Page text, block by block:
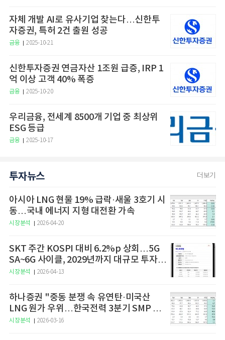
자체 개발 AI로 유사기업 찾는다…신한투
자증권, 특허 2건 출원 성공
금융 2025-10-21
신한투자증권 연금자산 1조원 급증, IRP 1
억 이상 고객 40% 폭증
금융 2025-10-20
우리금융, 전세계 8500개 기업 중 최상위
ESG 등급
금융 2025-10-17
투자뉴스 더보기
아시아 LNG 현물 19% 급락·새울 3호기 시
동…국내 에너지 지형 대전환 가속
시장분석 2026-04-20
SKT 주간 KOSPI 대비 6.2%p 상회…5G
SA~6G 사이클, 2029년까지 대규모 투자
예고
시장분석 2026-04-13
하나증권 "중동 분쟁 속 유연탄·미국산
LNG 원가 우위…한국전력 3분기 SMP 상
승 전망"
시장분석 2026-03-16